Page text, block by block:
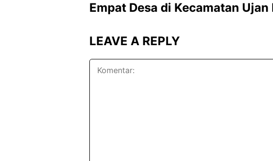
Empat Desa di Kecamatan
LEAVE A REPLY